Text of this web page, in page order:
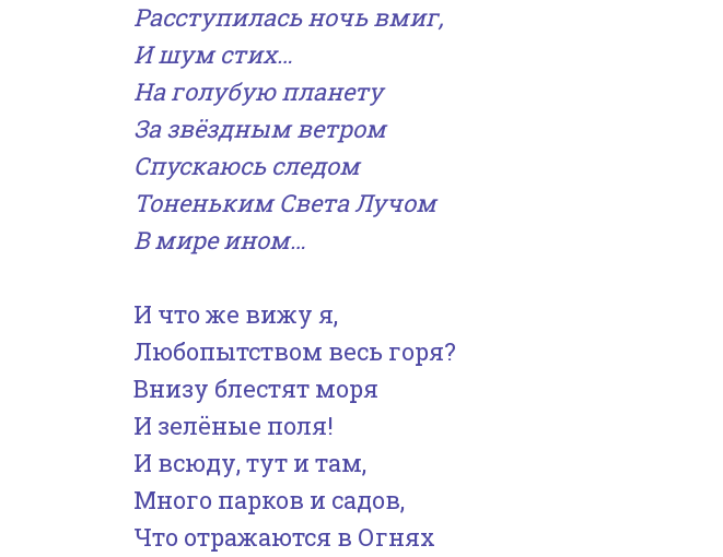
Расступилась ночь вмиг,
И шум стих…
На голубую планету
За звёздным ветром
Спускаюсь следом
Тоненьким Света Лучом
В мире ином…
И что же вижу я,
Любопытством весь горя?
Внизу блестят моря
И зелёные поля!
И всюду, тут и там,
Много парков и садов,
Что отражаются в Огнях